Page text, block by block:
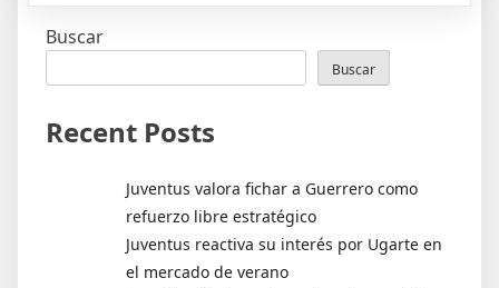
Buscar
Buscar
Recent Posts
Juventus valora fichar a Guerrero como
refuerzo libre estratégico
Juventus reactiva su interés por Ugarte en
el mercado de verano